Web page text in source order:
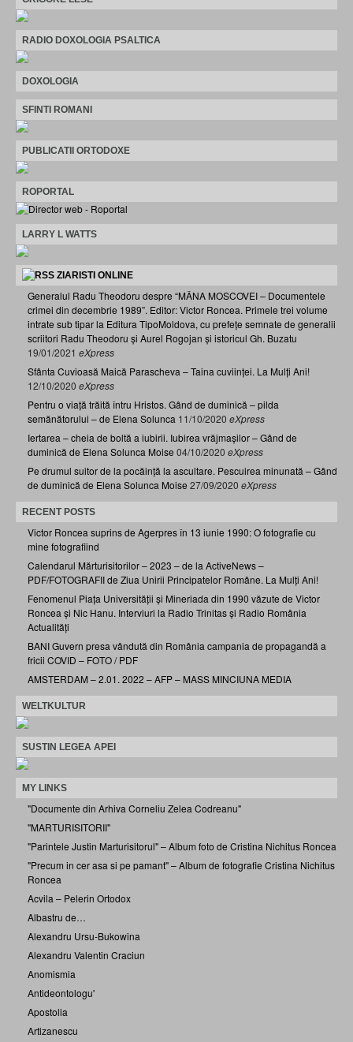
RADIO DOXOLOGIA PSALTICA
DOXOLOGIA
SFINTI ROMANI
PUBLICATII ORTODOXE
ROPORTAL
LARRY L WATTS
ZIARISTI ONLINE
Generalul Radu Theodoru despre “MÂNA MOSCOVEI – Documentele
crimei din decembrie 1989”. Editor: Victor Roncea. Primele trei volume
intrate sub tipar la Editura TipoMoldova, cu prefețe semnate de generalii
scriitori Radu Theodoru și Aurel Rogojan și istoricul Gh. Buzatu
19/01/2021 eXpress
Sfânta Cuvioasă Maică Parascheva – Taina cuviinței. La Mulți Ani!
12/10/2020 eXpress
Pentru o viață trăită întru Hristos. Gând de duminică – pilda
semănătorului – de Elena Solunca 11/10/2020 eXpress
Iertarea – cheia de boltă a iubirii. Iubirea vrăjmașilor – Gând de
duminică de Elena Solunca Moise 04/10/2020 eXpress
Pe drumul suitor de la pocăință la ascultare. Pescuirea minunată – Gând
de duminică de Elena Solunca Moise 27/09/2020 eXpress
RECENT POSTS
Victor Roncea suprins de Agerpres în 13 iunie 1990: O fotografie cu
mine fotografiind
Calendarul Mărturisitorilor – 2023 – de la ActiveNews –
PDF/FOTOGRAFII de Ziua Unirii Principatelor Române. La Mulți Ani!
Fenomenul Piața Universității și Mineriada din 1990 văzute de Victor
Roncea și Nic Hanu. Interviuri la Radio Trinitas și Radio România
Actualități
BANI Guvern presa vândută din România campania de propagandă a
fricii COVID – FOTO / PDF
AMSTERDAM – 2.01. 2022 – AFP – MASS MINCIUNA MEDIA
WELTKULTUR
SUSTIN LEGEA APEI
MY LINKS
"Documente din Arhiva Corneliu Zelea Codreanu"
"MARTURISITORII"
"Parintele Justin Marturisitorul" – Album foto de Cristina Nichitus Roncea
"Precum in cer asa si pe pamant" – Album de fotografie Cristina Nichitus
Roncea
Acvila – Pelerin Ortodox
Albastru de…
Alexandru Ursu-Bukowina
Alexandru Valentin Craciun
Anomismia
Antideontologu'
Apostolia
Artizanescu